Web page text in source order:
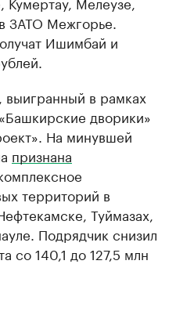
ЗАТО Межгорье.
Ишимбай и
выигранный в рамках
дворики»
На минувшей
признана
территорий в
Туймазах,
Подрядчик снизил
со 140,1 до 127,5 млн